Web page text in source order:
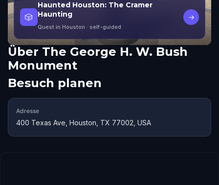
🎲
Haunted Houston: The Cramer
Haunting
Quest in Houston · self-guided
→
Über The George H. W. Bush
Monument
Besuch planen
Adresse
400 Texas Ave, Houston, TX 77002, USA